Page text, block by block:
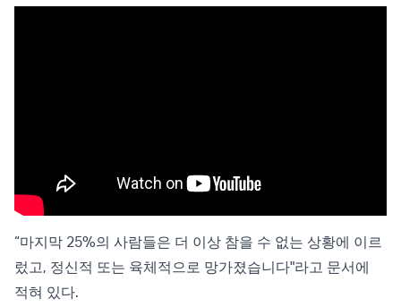
“마지막 25%의 사람들은 더 이상 참을 수 없는 상황에 이르
렀고, 정신적 또는 육체적으로 망가졌습니다"라고 문서에
적혀 있다.